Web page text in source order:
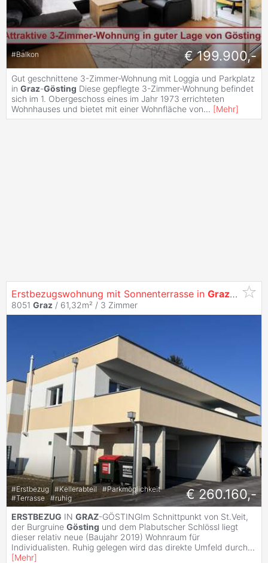
#Balkon € 199.900,-
Gut geschnittene 3-Zimmer-Wohnung mit Loggia und Parkplatz
in Graz-Gösting Diese gepflegte 3-Zimmer-Wohnung befindet
sich im 1. Obergeschoss eines im Jahr 1973 errichteten
Wohnhauses und bietet mit einer Wohnfläche von... [Mehr]
Erstbezugswohnung mit Sonnenterrasse in Graz-
8051 Graz / 61,32m² / 3 Zimmer
#Erstbezug #Kellerabteil #Parkmöglichkeit
#Terrasse #ruhig € 260.160,-
ERSTBEZUG IN GRAZ-GÖSTINGIm Schnittpunkt von St.Veit,
der Burgruine Gösting und dem Plabutscher Schlössl liegt
dieser relativ neue (Baujahr 2019) Wohnraum für
Individualisten. Ruhig gelegen wird das direkte Umfeld durch...
[Mehr]